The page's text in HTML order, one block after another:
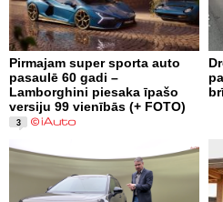
Pirmajam super sporta auto
pasaulē 60 gadi –
Lamborghini piesaka īpašo
versiju 99 vienībās (+ FOTO)
3